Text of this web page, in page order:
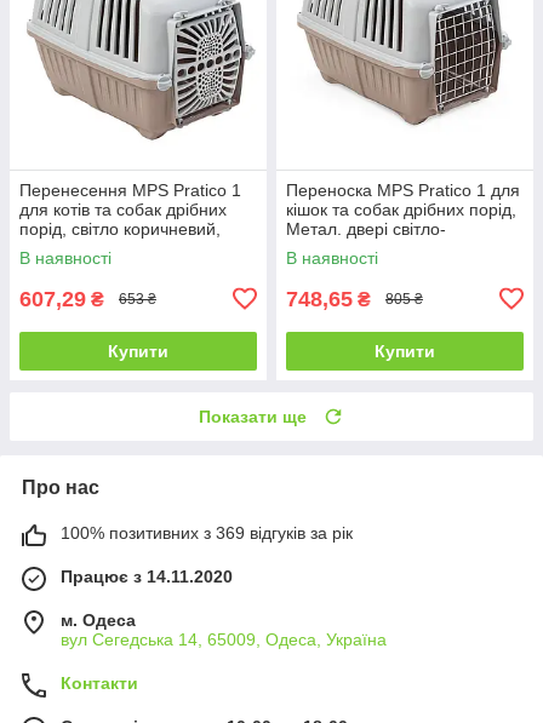
Перенесення MPS Pratico 1
для котів та собак дрібних
порід, світло коричневий,
48×31.5×33 см
В наявності
607,29 ₴ 653 ₴
Купити
Переноска MPS Pratico 1 для
кішок та собак дрібних порід,
Метал. двері світло-
коричневі, 48×31.5×33 см
В наявності
748,65 ₴ 805 ₴
Купити
Показати ще
Про нас
100% позитивних з 369 відгуків за рік
Працює з 14.11.2020
м. Одеса
вул Сегедська 14, 65009, Одеса, Україна
Контакти